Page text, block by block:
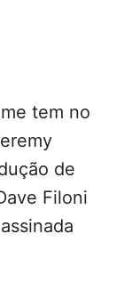
tem no
de
Filoni